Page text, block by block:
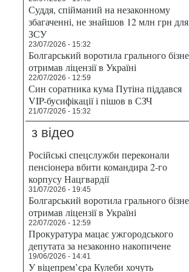
Суддя, спійманий на незаконному
збагаченні, не знайшов 12 млн грн для
ЗСУ
23/07/2026 - 15:32
Болгарський воротила грального
отримав ліцензії в Україні
22/07/2026 - 12:59
Син соратника кума Путіна піддався
VIP-бусифікації і пішов в СЗЧ
21/07/2026 - 15:32
з відео
Російські спецслужби переконали
пенсіонера вбити командира 2-го
корпусу Нацгвардії
31/07/2026 - 19:45
Болгарський воротила грального
отримав ліцензії в Україні
22/07/2026 - 12:59
Прокуратура мацає ужгородського
депутата за незаконно накопичене
19/06/2026 - 14:41
У віцепрем’єра Кулеби хочуть